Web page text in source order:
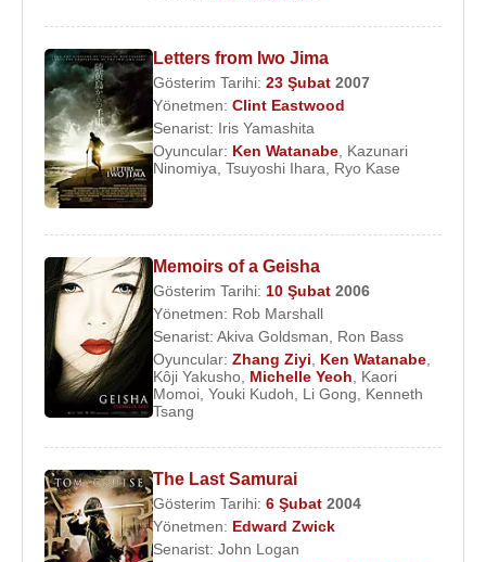
Letters from Iwo Jima
Gösterim Tarihi: 23 Şubat 2007
Yönetmen: Clint Eastwood
Senarist: Iris Yamashita
Oyuncular: Ken Watanabe Kazunari
Ninomiya Tsuyoshi Ihara Ryo Kase
Memoirs of a Geisha
Gösterim Tarihi: 10 Şubat 2006
Yönetmen: Rob Marshall
Senarist: Akiva Goldsman, Ron Bass
Oyuncular: Zhang Ziyi, Ken Watanabe,
Kôji Yakusho, Michelle Yeoh, Kaori
Momoi, Youki Kudoh, Li Gong, Kenneth
Tsang
The Last Samurai
Gösterim Tarihi: 6 Şubat 2004
Yönetmen: Edward Zwick
Senarist: John Logan